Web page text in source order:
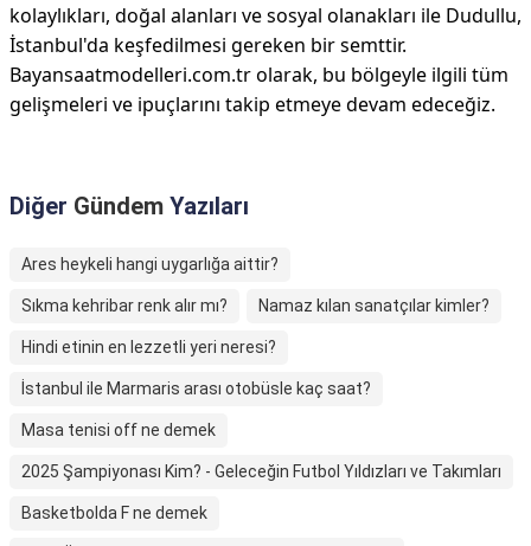
kolaylıkları, doğal alanları ve sosyal olanakları ile Dudullu,
İstanbul'da keşfedilmesi gereken bir semttir.
Bayansaatmodelleri.com.tr olarak, bu bölgeyle ilgili tüm
gelişmeleri ve ipuçlarını takip etmeye devam edeceğiz.
Diğer Gündem Yazıları
Ares heykeli hangi uygarlığa aittir?
Sıkma kehribar renk alır mı? Namaz kılan sanatçılar kimler?
Hindi etinin en lezzetli yeri neresi?
İstanbul ile Marmaris arası otobüsle kaç saat?
Masa tenisi off ne demek
2025 Şampiyonası Kim? - Geleceğin Futbol Yıldızları ve Takımları
Basketbolda F ne demek